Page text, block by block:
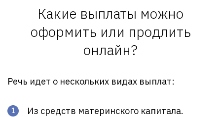
Какие выплаты можно
оформить или продлить
онлайн?
Речь идет о нескольких видах выплат:
Из средств материнского капитала.